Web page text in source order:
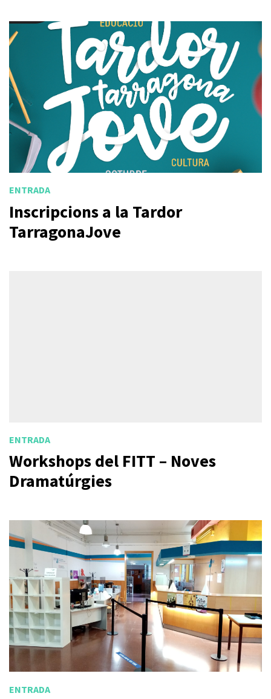
ENTRADA
Inscripcions a la Tardor
TarragonaJove
ENTRADA
Workshops del FITT – Noves
Dramatúrgies
ENTRADA